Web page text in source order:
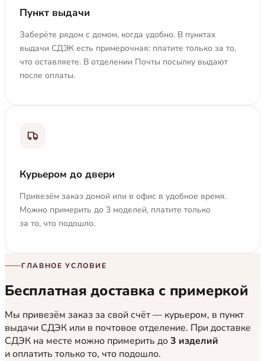
Пункт выдачи
Заберёте рядом с домом, когда удобно. В пунктах
выдачи СДЭК есть примерочная: платите только за то,
что оставляете. В отделении Почты посылку выдают
после оплаты.
Курьером до двери
Привезём заказ домой или в офис в удобное время.
Можно примерить до 3 моделей, платите только
за то, что подошло.
ГЛАВНОЕ УСЛОВИЕ
Бесплатная доставка с примеркой
Мы привезём заказ за свой счёт — курьером, в пункт
выдачи СДЭК или в почтовое отделение. При доставке
СДЭК на месте можно примерить до3 изделий
и оплатить только то, что подошло.